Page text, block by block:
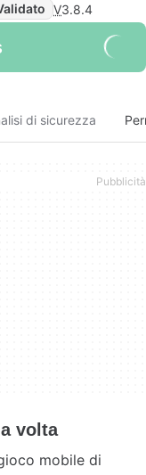
V3.8.4
di sicurezza
volta
mobile di